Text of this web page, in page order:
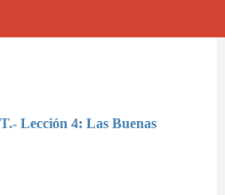
Lección 4: Las Buenas